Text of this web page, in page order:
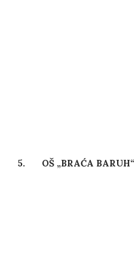
5. OŠ „BRAĆA BARUH“